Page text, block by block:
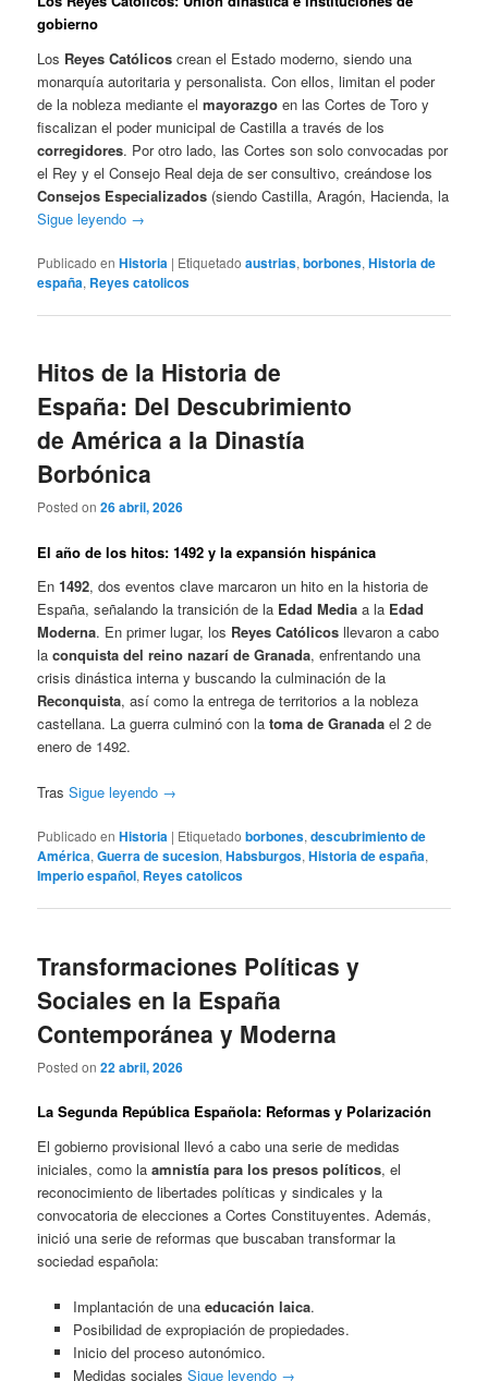
gobierno
Los Reyes Católicos crean el Estado moderno, siendo una
monarquía autoritaria y personalista. Con ellos, limitan el poder
de la nobleza mediante elmayorazgo en las Cortes de Toro y
fiscalizan el poder municipal de Castilla a través de los
corregidores. Por otro lado, las Cortes son solo convocadas por
el Rey y el Consejo Real deja de ser consultivo, creándose los
Consejos Especializados (siendo Castilla, Aragón, Hacienda, la
Sigue leyendo →
Publicado en Historia | Etiquetado austrias,borbones,Historia de
españa, Reyes catolicos
Hitos de la Historia de
España: Del Descubrimiento
de América a la Dinastía
Borbónica
Posted on26 abril, 2026
El año de los hitos: 1492 y la expansión hispánica
En1492, dos eventos clave marcaron un hito en la historia de
España, señalando la transición de la Edad Media a la Edad
Moderna. En primer lugar, los Reyes Católicos llevaron a cabo
laconquista del reino nazarí de Granada, enfrentando una
crisis dinástica interna y buscando la culminación de la
Reconquista, así como la entrega de territorios a la nobleza
castellana. La guerra culminó con latoma de Granada el 2 de
enero de 1492.
TrasSigue leyendo →
Publicado en Historia | Etiquetado borbones,descubrimiento de
América,Guerra de sucesion,Habsburgos,Historia de españa,
Imperio español, Reyes catolicos
Transformaciones Políticas y
Sociales en la España
Contemporánea y Moderna
Posted on22 abril, 2026
La Segunda República Española: Reformas y Polarización
El gobierno provisional llevó a cabo una serie de medidas
iniciales, como laamnistía para los presos políticos, el
reconocimiento de libertades políticas y sindicales y la
convocatoria de elecciones a Cortes Constituyentes. Además,
inició una serie de reformas que buscaban transformar la
sociedad española:
Implantación de una educación laica.
Posibilidad de expropiación de propiedades.
Inicio del proceso autonómico.
Medidas sociales Sigue leyendo →